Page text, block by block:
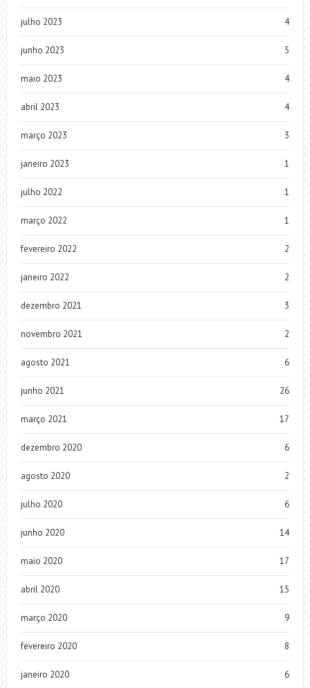
julho 2023 4
junho 2023 5
maio 2023 4
abril 2023 4
março 2023 3
janeiro 2023 1
julho 2022 1
março 2022 1
fevereiro 2022 2
janeiro 2022 2
dezembro 2021 3
novembro 2021 2
agosto 2021 6
junho 2021 26
março 2021 17
dezembro 2020 6
agosto 2020 2
julho 2020 6
junho 2020 14
maio 2020 17
abril 2020 15
março 2020 9
fevereiro 2020 8
janeiro 2020 6